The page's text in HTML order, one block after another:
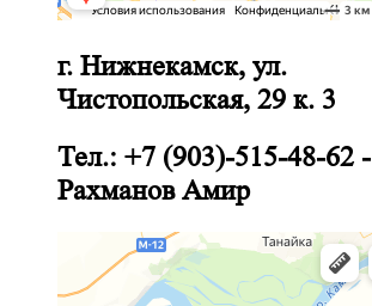
г. Нижнекамск, ул.
Чистопольская, 29 к. 3
Тел.: +7 (903)-515-48-62 -
Рахманов Амир